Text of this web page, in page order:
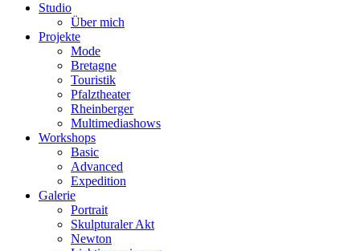
Studio
Über mich
Projekte
Mode
Bretagne
Touristik
Pfalztheater
Rheinberger
Multimediashows
Workshops
Basic
Advanced
Expedition
Galerie
Portrait
Skulpturaler Akt
Newton